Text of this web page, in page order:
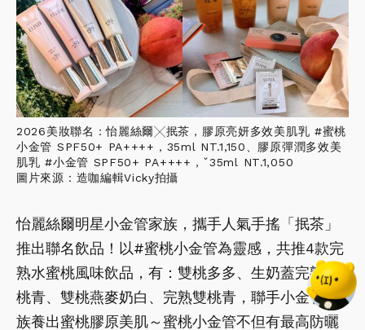
2026美妝聯名：怡麗絲爾╳抿茶，膠原亮妍多效美肌乳 #蜜桃
小金管 SPF50+ PA++++，35ml NT.1,150、膠原彈潤多效美
肌乳 #小金管 SPF50+ PA++++，ˇ35ml NT.1,050
圖片來源：造咖編輯Vicky拍攝
怡麗絲爾明星小金管家族，攜手人氣手搖「抿茶」
推出聯名飲品！以#蜜桃小金管為靈感，共推4款完
熟水蜜桃風味飲品，有：雙桃多多、生奶蓋完熟雙
桃青、雙桃燕麥奶白、完熟雙桃青，聯手小金管家
族養出蜜桃膠原美肌～蜜桃小金管不但有最高防曬